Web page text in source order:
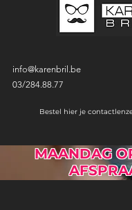
info@karenbril.be
03/284.88.77
Bestel hier je
MAANDAG